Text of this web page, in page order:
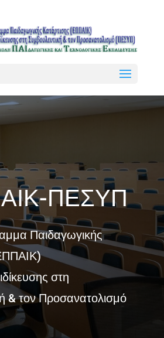
ΠΕΣΥΠ
Παιδαγωγικής
στη
& τον Προσανατολισμό